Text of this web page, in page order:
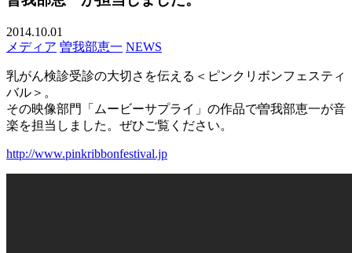
2014.10.01
メディア 曽我部恵一 NEWS
乳がん検診受診の大切さを伝える＜ピンクリボンフェスティ
バル＞。
その映像部門「ムービーサプライ」の作品で曽我部恵一が音
楽を担当しました。ぜひご覧ください。
http://www.pinkribbonfestival.jp